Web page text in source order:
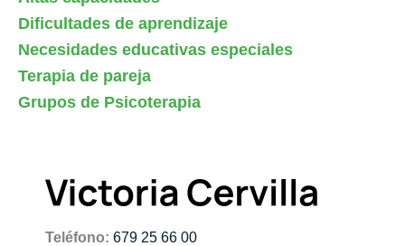
Dificultades de aprendizaje
Necesidades educativas especiales
Terapia de pareja
Grupos de Psicoterapia
Teléfono: 679 25 66 00